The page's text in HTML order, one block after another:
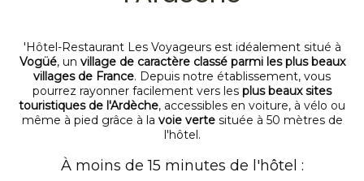
'Hôtel-Restaurant Les Voyageurs est idéalement situé à
Vogüé, un village de caractère classé parmi les plus beaux
villages de France. Depuis notre établissement, vous
pourrez rayonner facilement vers les plus beaux sites
touristiques de l'Ardèche, accessibles en voiture, à vélo ou
même à pied grâce à la voie vertesituée à 50 mètres de
l'hôtel.
À moins de 15 minutes de l'hôtel :